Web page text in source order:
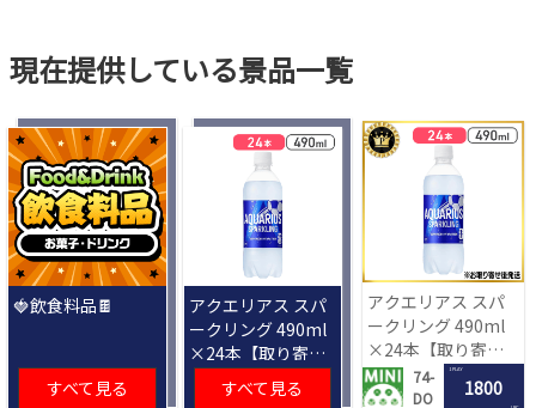
現在提供している景品一覧
🍓飲食料品🍫
すべて見る
アクエリアス スパ
ークリング 490ml
×24本【取り寄せ
入荷後次第発送】
すべて見る
アクエリアス スパ
ークリング 490ml
×24本【取り寄せ
入荷後次第発送】
74-
DO
1 PLAY
1800
LRC